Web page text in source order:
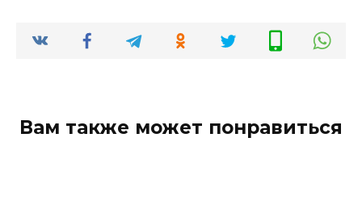
Вам также может понравиться